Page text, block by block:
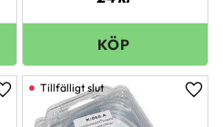
Lägg till i favoriter